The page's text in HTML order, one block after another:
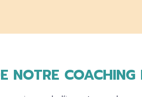
NOTRE